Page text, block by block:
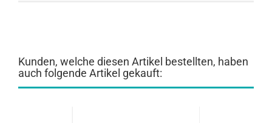
Kunden, welche diesen Artikel bestellten, haben
auch folgende Artikel gekauft: